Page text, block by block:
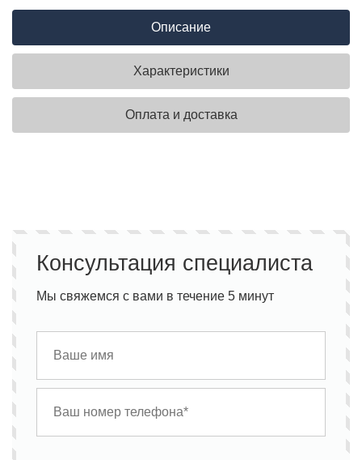
Описание
Характеристики
Оплата и доставка
Консультация специалиста
Мы свяжемся с вами в течение 5 минут